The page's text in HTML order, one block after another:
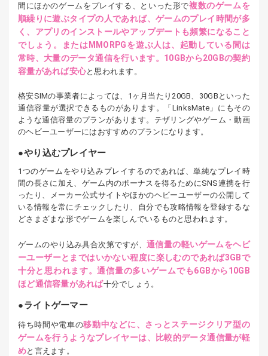
間にほかのゲームをプレイする、といった形で複数のゲームを
順繰りに遊ぶタイプの人であれば、ゲームのプレイ時間が多
く、アプリのインストールやアップデートも頻繁になること
でしょう。またはMMORPGを遊ぶ人は、起動している間は
常時、大量のデータ通信を行います。10GBから20GBの契約
容量があれば安心と思われます。
格安SIMの事業者によっては、1ヶ月当たり20GB、30GBといった
通信容量が選択できるものがあります。「LinksMate」にもその
ような通信容量のプランがあります。テザリングやゲーム・動画
のヘビーユーザーにはおすすめのプランになります。
やり込むプレイヤー
1つのゲームをやり込みプレイするのであれば、単純なプレイ時
間の長さに加え、ゲーム内のボーナスを得るためにSNS連携を行
ったり、メーカー公式サイトやほかのヘビーユーザーの公開して
いる情報を常にチェックしたり、自分でも攻略情報を登録するな
どさまざまな形でゲームを楽しんでいるものと思われます。
ゲームのやり込み具合次第ですが、 通信量の軽いゲームをヘビ
ーユーザーとまではいかない程度に楽しむのであれば3GBで
十分と思われます。通信量の多いゲームでも6GBから10GB
ほど通信容量があれば十分でしょう。
ライトゲーマー
待ち時間や電車の移動中などに、さっとステージクリア型の
ゲームを行うようなプレイヤーは、比較的データ通信量が軽
めと言えます。